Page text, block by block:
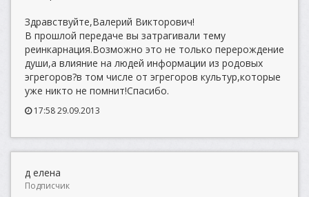
Здравствуйте,Валерий Викторович!
В прошлой передаче вы затрагивали тему
реинкарнация.Возможно это не только перерождение
души,а влияние на людей информации из родовых
эгрегоров?в том числе от эгрегоров культур,которые
уже никто не помнит!Спасибо.
17:58 29.09.2013
д елена
Подписчик